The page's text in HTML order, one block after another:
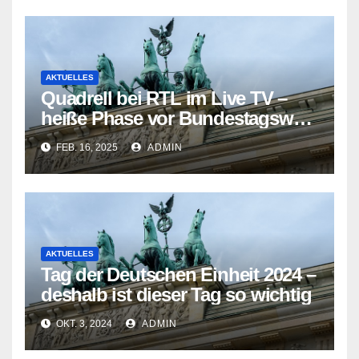
AKTUELLES
Quadrell bei RTL im Live TV –
heiße Phase vor Bundestagswahl
2025 eingeläutet
FEB. 16, 2025 ADMIN
AKTUELLES
Tag der Deutschen Einheit 2024 –
deshalb ist dieser Tag so wichtig
OKT. 3, 2024 ADMIN